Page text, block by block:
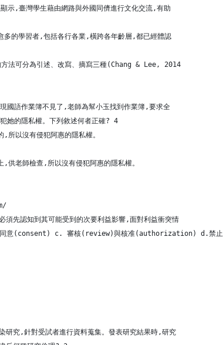
,臺灣學生藉由網路與外國同儕進行文化交流,有助
多的學習者,包括各行各業,橫跨各年齡層,都已經體認
法可分為引述、改寫、摘寫三種(Chang & Lee, 2014
國語作業簿不見了,老師為幫小玉找到作業簿,要求全
她的隱私權。下列敘述何者正確? 4
所以沒有侵犯阿惠的隱私權。
供老師檢查,所以沒有侵犯阿惠的隱私權。
須先認知到其可能受到的次要利益影響,面對利益衝突情
意(consent) c. 審核(review)與核准(authorization) d.禁止
研究,針對受試者進行資料蒐集。發表研究結果時,研究